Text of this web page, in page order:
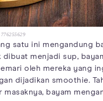
satu ini mengandung
dibuat menjadi sup,
oleh mereka yang
dijadikan smoothie.
masaknya, bayam